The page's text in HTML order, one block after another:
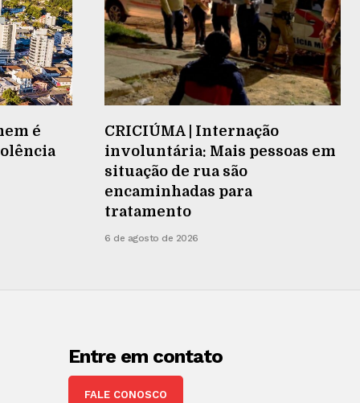
é
CRICIÚMA | Internação
involuntária: Mais pessoas em
situação de rua são
encaminhadas para
tratamento
6 de agosto de 2026
Entre em contato
FALE CONOSCO